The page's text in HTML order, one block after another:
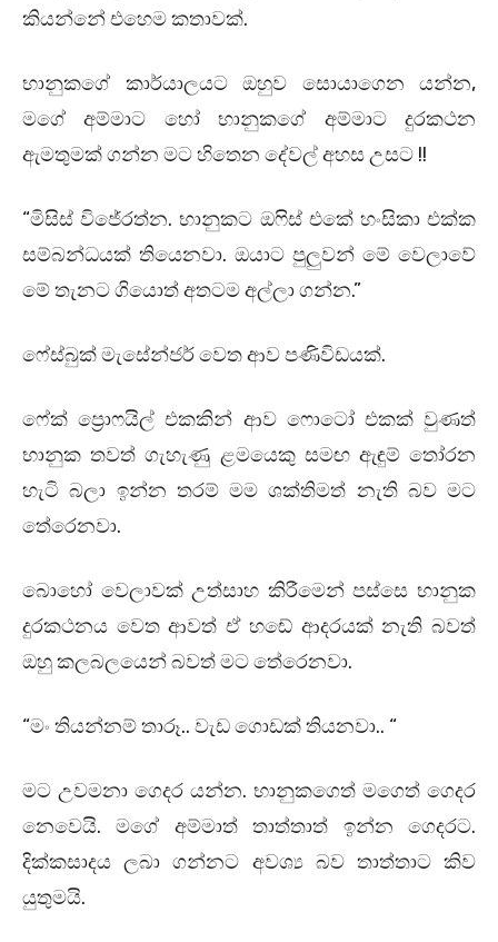
කියන්නේ එහෙම කතාවක්.
භානුකගේ කාර්යාලයට ඔහුව සොයාගෙන යන්න,
මගේ අම්මාට හෝ භානුකගේ අම්මාට දුරකථන
ඇමතුමක් ගන්න මට හිතෙන දේවල් අහස උසට !!
“මිසිස් විජේරත්න. භානුකට ඔෆිස් එකේ හංසිකා එක්ක
සම්බන්ධයක් තියෙනවා. ඔයාට පුලුවන් මේ වෙලාවේ
මේ තැනට ගියොත් අතටම අල්ලා ගන්න.”
ෆේස්බුක් මැසේන්ජර් වෙත ආව පණිවිඩයක්.
ෆේක් ප්‍රොෆයිල් එකකින් ආව ෆොටෝ එකක් වුණත්
භානුක තවත් ගැහැණු ළමයෙකු සමඟ ඇඳුම් තෝරන
හැටි බලා ඉන්න තරම් මම ශක්තිමත් නැති බව මට
තේරෙනවා.
බොහෝ වෙලාවක් උත්සාහ කිරීමෙන් පස්සෙ භානුක
දුරකථනය වෙත ආවත් ඒ හඬේ ආදරයක් නැති බවත්
ඔහු කලබලයෙන් බවත් මට තේරෙනවා.
“මං තියන්නම් තාරූ.. වැඩ ගොඩක් තියනවා.. “
මට උවමනා ගෙදර යන්න. භානුකගෙත් මගෙත් ගෙදර
නෙවෙයි. මගේ අම්මාත් තාත්තාත් ඉන්න ගෙදරට.
දික්කසාදය ලබා ගන්නට අවශ්‍ය බව තාත්තාට කිව
යුතුමයි.